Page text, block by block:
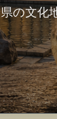
の文化